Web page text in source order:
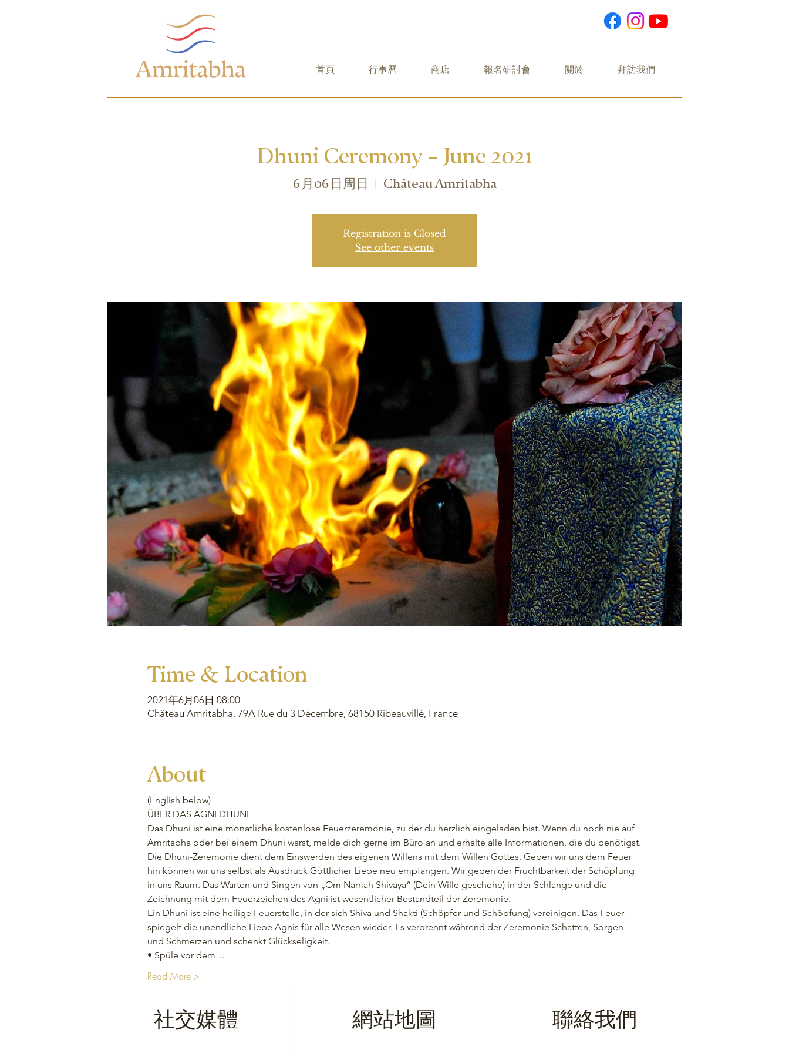
首頁 行事曆 商店 報名研討會 關於 拜訪我們
Dhuni Ceremony – June 2021
6月06日周日
  |
Château Amritabha
Registration is Closed
See other events
Time & Location
2021年6月06日 08:00
Château Amritabha, 79A Rue du 3 Décembre, 68150 Ribeauvillé, France
About
(English below)
ÜBER DAS AGNI DHUNI
Das Dhuni ist eine monatliche kostenlose Feuerzeremonie, zu der du herzlich eingeladen bist. Wenn du noch nie auf
Amritabha oder bei einem Dhuni warst, melde dich gerne im Büro an und erhalte alle Informationen, die du benötigst.
Die Dhuni-Zeremonie dient dem Einswerden des eigenen Willens mit dem Willen Gottes. Geben wir uns dem Feuer
hin können wir uns selbst als Ausdruck Göttlicher Liebe neu empfangen. Wir geben der Fruchtbarkeit der Schöpfung
in uns Raum. Das Warten und Singen von „Om Namah Shivaya“ (Dein Wille geschehe) in der Schlange und die
Zeichnung mit dem Feuerzeichen des Agni ist wesentlicher Bestandteil der Zeremonie.
Ein Dhuni ist eine heilige Feuerstelle, in der sich Shiva und Shakti (Schöpfer und Schöpfung) vereinigen. Das Feuer
spiegelt die unendliche Liebe Agnis für alle Wesen wieder. Es verbrennt während der Zeremonie Schatten, Sorgen
und Schmerzen und schenkt Glückseligkeit.
• Spüle vor dem…
Read More >
網站地圖
社交媒體 聯絡我們